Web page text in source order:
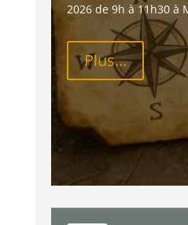
2026 de 9h à 11h30 à
Plus...